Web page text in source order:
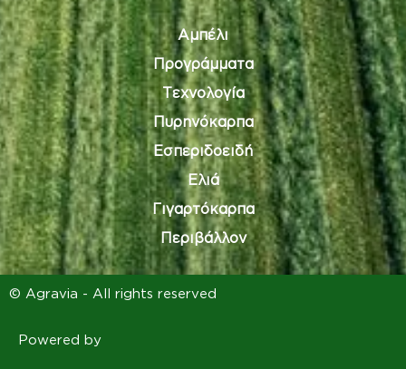
Αμπέλι
Προγράμματα
Τεχνολογία
Πυρηνόκαρπα
Εσπεριδοειδή
Ελιά
Γιγαρτόκαρπα
Περιβάλλον
© Agravia - All rights reserved
Powered by